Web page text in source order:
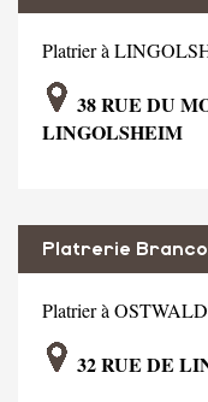
Platrier à
38 RUE DU
LINGOLSHEIM
Platrerie Branco
Platrier à OSTWALD
32 RUE DE